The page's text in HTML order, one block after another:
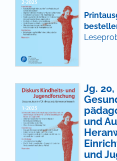
Jg. 20,
und
und